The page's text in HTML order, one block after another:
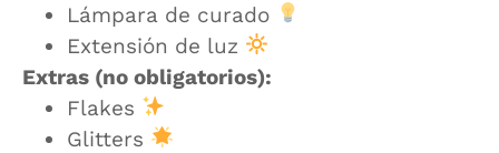
Lámpara de curado
Extensión de luz
Extras (no obligatorios):
Flakes
Glitters